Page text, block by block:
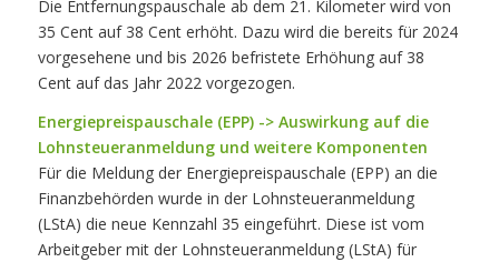
Die Entfernungspauschale ab dem 21. Kilometer wird von
35 Cent auf 38 Cent erhöht. Dazu wird die bereits für 2024
vorgesehene und bis 2026 befristete Erhöhung auf 38
Cent auf das Jahr 2022 vorgezogen.
Energiepreispauschale (EPP) -> Auswirkung auf die
Lohnsteueranmeldung und weitere Komponenten
Für die Meldung der Energiepreispauschale (EPP) an die
Finanzbehörden wurde in der Lohnsteueranmeldung
(LStA) die neue Kennzahl 35 eingeführt. Diese ist vom
Arbeitgeber mit der Lohnsteueranmeldung (LStA) für